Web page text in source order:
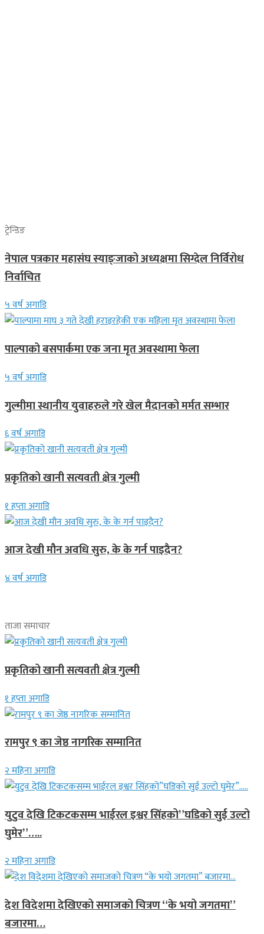
ट्रेन्डिङ
नेपाल पत्रकार महासंघ स्याङ्जाको अध्यक्षमा सिग्देल निर्विरोध
निर्वाचित
५ वर्ष अगाडि
पाल्पाको बसपार्कमा एक जना मृत अवस्थामा फेला
५ वर्ष अगाडि
गुल्मीमा स्थानीय युवाहरुले गरे खेल मैदानको मर्मत सम्भार
६ वर्ष अगाडि
प्रकृतिको खानी सत्यवती क्षेत्र गुल्मी
१ हप्ता अगाडि
आज देखी मौन अवधि सुरु, के के गर्न पाइदैन?
४ वर्ष अगाडि
ताजा समाचार
प्रकृतिको खानी सत्यवती क्षेत्र गुल्मी
१ हप्ता अगाडि
रामपुर ९ का जेष्ठ नागरिक सम्मानित
२ महिना अगाडि
युटुव देखि टिकटकसम्म भाईरल इश्वर सिंहको”घडिको सुई उल्टो
घुमेर”…..
२ महिना अगाडि
देश विदेशमा देखिएको समाजको चित्रण “के भयो जगतमा”
बजारमा…